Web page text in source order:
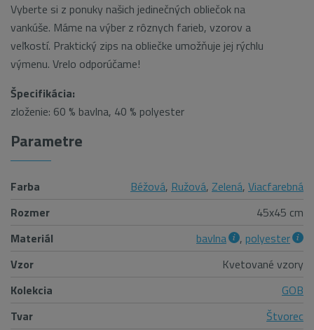
Vyberte si z ponuky našich jedinečných obliečok na
vankúše. Máme na výber z rôznych farieb, vzorov a
veľkostí. Praktický zips na obliečke umožňuje jej rýchlu
výmenu. Vrelo odporúčame!
Špecifikácia:
zloženie: 60 % bavlna, 40 % polyester
Parametre
Farba Béžová, Ružová, Zelená, Viacfarebná
Rozmer
45x45 cm
Materiál
bavlna , polyester
Vzor
Kvetované vzory
Kolekcia
GOB
Tvar
Štvorec